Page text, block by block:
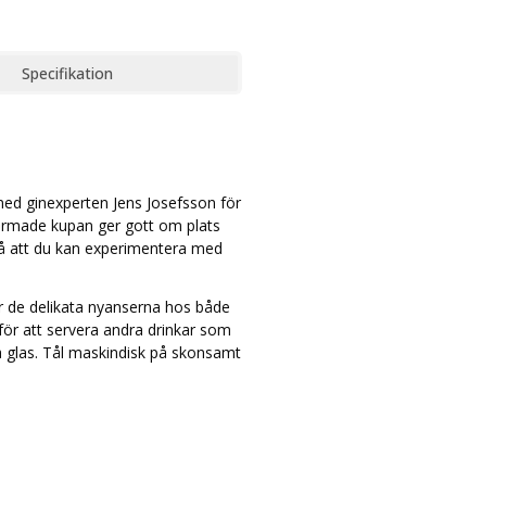
Specifikation
ginexperten Jens Josefsson för
kupan ger gott om plats
att du kan experimentera med
delikata nyanserna hos både
att servera andra drinkar som
Tål maskindisk på skonsamt